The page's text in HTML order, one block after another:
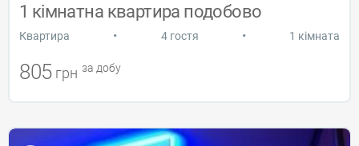
1 кімнатна квартира подобово
Квартира • 4 гостя • 1 кімната
805 грн за добу